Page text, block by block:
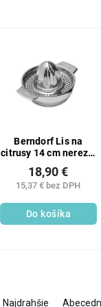
Berndorf Lis na
citrusy 14 cm nerez 1
ks
15,37 € bez DPH
18,90 €
Do košíka
Najdrahšie